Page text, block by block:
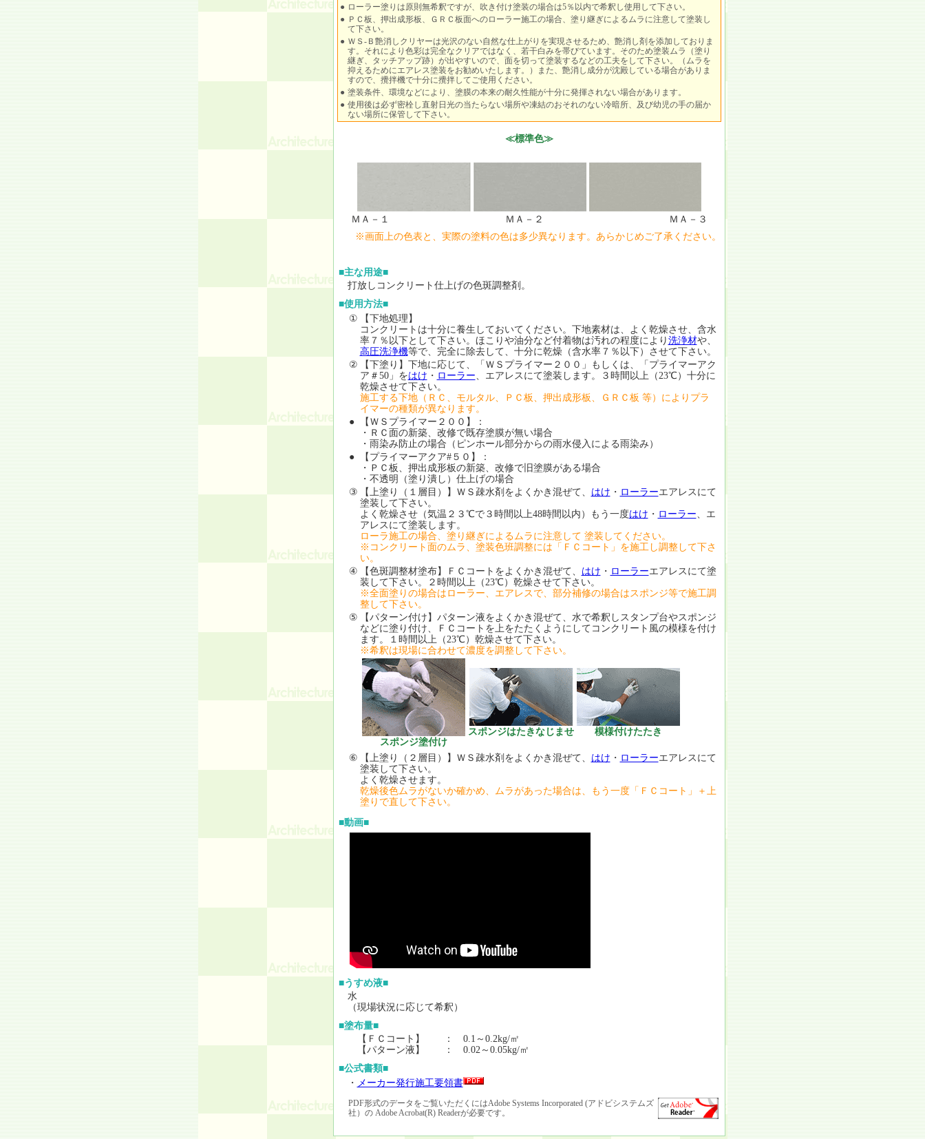
● ローラー塗りは原則無希釈ですが、吹き付け塗装の場合は5％以内で希釈し使用して下さい。
● ＰＣ板、押出成形板、ＧＲＣ板面へのローラー施工の場合、塗り継ぎによるムラに注意して塗装し
て下さい。
● ＷＳ-Ｂ艶消しクリヤーは光沢のない自然な仕上がりを実現させるため、艶消し剤を添加しておりま
す。それにより色彩は完全なクリアではなく、若干白みを帯びています。そのため塗装ムラ（塗り
継ぎ、タッチアップ跡）が出やすいので、面を切って塗装するなどの工夫をして下さい。（ムラを
抑えるためにエアレス塗装をお勧めいたします。）また、艶消し成分が沈殿している場合がありま
すので、攪拌機で十分に攪拌してご使用ください。
● 塗装条件、環境などにより、塗膜の本来の耐久性能が十分に発揮されない場合があります。
● 使用後は必ず密栓し直射日光の当たらない場所や凍結のおそれのない冷暗所、及び幼児の手の届か
ない場所に保管して下さい。
≪標準色≫
ＭＡ－１ ＭＡ－２ ＭＡ－３
※画面上の色表と、実際の塗料の色は多少異なります。あらかじめご了承ください。
■主な用途■
打放しコンクリート仕上げの色斑調整剤。
■使用方法■
①
【下地処理】
コンクリートは十分に養生しておいてください。下地素材は、よく乾燥させ、含水
率７％以下として下さい。ほこりや油分など付着物は汚れの程度により 洗浄材や、
高圧洗浄機等で、完全に除去して、十分に乾燥（含水率７％以下）させて下さい。
②
【下塗り】下地に応じて、「ＷＳプライマー２００」もしくは、「プライマーアク
ア＃50」をはけ ・ ローラー、エアレスにて塗装します。３時間以上（23℃）十分に
乾燥させて下さい。
施工する下地（ＲＣ、モルタル、ＰＣ板、押出成形板、ＧＲＣ板 等）によりプラ
イマーの種類が異なります。
●
【ＷＳプライマー２００】：
・ＲＣ面の新築、改修で既存塗膜が無い場合
・雨染み防止の場合（ピンホール部分からの雨水侵入による雨染み）
●
【プライマーアクア#５０】：
・ＰＣ板、押出成形板の新築、改修で旧塗膜がある場合
・不透明（塗り潰し）仕上げの場合
③
【上塗り（１層目）】ＷＳ疎水剤をよくかき混ぜて、 はけ ・ ローラーエアレスにて
塗装して下さい。
よく乾燥させ（気温２３℃で３時間以上48時間以内）もう一度はけ ・ ローラー、エ
アレスにて塗装します。
ローラ施工の場合、塗り継ぎによるムラに注意して 塗装してください。
※コンクリート面のムラ、塗装色班調整には「ＦＣコート」を施工し調整して下さ
い。
④
【色斑調整材塗布】ＦＣコートをよくかき混ぜて、 はけ ・ ローラーエアレスにて塗
装して下さい。２時間以上（23℃）乾燥させて下さい。
※全面塗りの場合はローラー、エアレスで、部分補修の場合はスポンジ等で施工調
整して下さい。
⑤
【パターン付け】パターン液をよくかき混ぜて、水で希釈しスタンプ台やスポンジ
などに塗り付け、ＦＣコートを上をたたくようにしてコンクリート風の模様を付け
ます。１時間以上（23℃）乾燥させて下さい。
※希釈は現場に合わせて濃度を調整して下さい。
スポンジ塗付け
スポンジはたきなじませ 模様付けたたき
⑥ 【上塗り（２層目）】ＷＳ疎水剤をよくかき混ぜて、 はけ ・ ローラーエアレスにて
塗装して下さい。
よく乾燥させます。
乾燥後色ムラがないか確かめ、ムラがあった場合は、もう一度「ＦＣコート」＋上
塗りで直して下さい。
■動画■
■うすめ液■
水
（現場状況に応じて希釈）
■塗布量■
【ＦＣコート】 ： 0.1～0.2kg/㎡
【パターン液】 ： 0.02～0.05kg/㎡
■公式書類■
・ メーカー発行施工要領書
PDF形式のデータをご覧いただくにはAdobe Systems Incorporated (アドビシステムズ
社）の Adobe Acrobat(R) Readerが必要です。